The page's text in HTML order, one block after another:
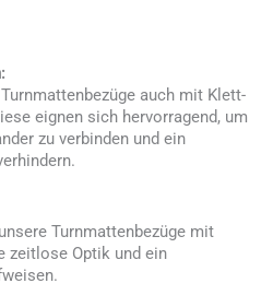
auch mit Klett-
eignen sich hervorragend, um
zu verbinden und ein
Turnmattenbezüge mit
zeitlose Optik und ein